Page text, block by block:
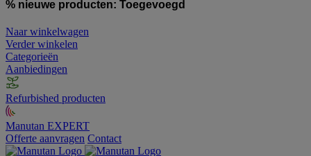
% nieuwe producten: Toegevoegd
Naar winkelwagen
Verder winkelen
Categorieën
Aanbiedingen
Refurbished producten
Manutan EXPERT
Offerte aanvragen Contact